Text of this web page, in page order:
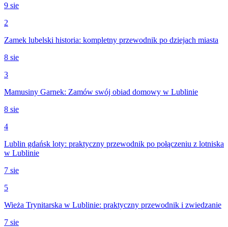
9 sie
2
Zamek lubelski historia: kompletny przewodnik po dziejach miasta
8 sie
3
Mamusiny Garnek: Zamów swój obiad domowy w Lublinie
8 sie
4
Lublin gdańsk loty: praktyczny przewodnik po połączeniu z lotniska
w Lublinie
7 sie
5
Wieża Trynitarska w Lublinie: praktyczny przewodnik i zwiedzanie
7 sie